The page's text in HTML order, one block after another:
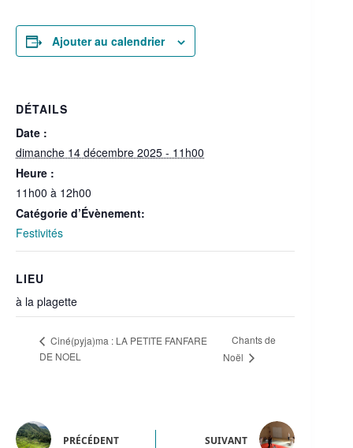
Ajouter au calendrier
DÉTAILS
Date :
dimanche 14 décembre 2025 - 11h00
Heure :
11h00 à 12h00
Catégorie d’Évènement:
Festivités
LIEU
à la plagette
Ciné(pyja)ma : LA PETITE FANFARE
DE NOEL
Chants de
Noël
PRÉCÉDENT SUIVANT